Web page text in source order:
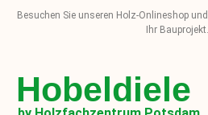
Besuchen Sie unseren Holz-Onlineshop
Ihr
Hobeldiele